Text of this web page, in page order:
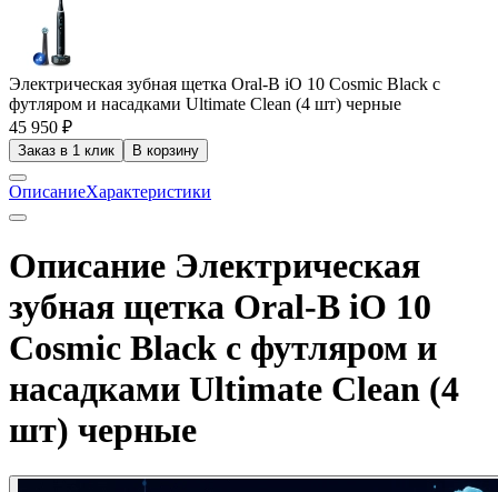
Электрическая зубная щетка Oral-B iO 10 Cosmic Black c
футляром и насадками Ultimate Clean (4 шт) черные
45 950 ₽
Заказ в 1 клик В корзину
ОписаниеХарактеристики
Описание Электрическая
зубная щетка Oral-B iO 10
Cosmic Black c футляром и
насадками Ultimate Clean (4
шт) черные